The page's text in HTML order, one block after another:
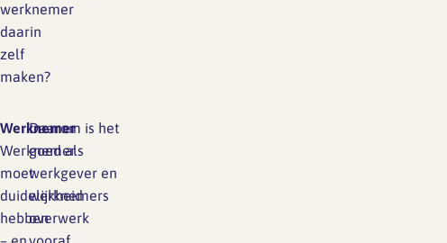
werknemer
daarin
zelf
maken?
Werknemer
Werknemer
moet
duidelijkheid
hebben
Daarom is het
goed als
werkgever en
werknemers
overwerk